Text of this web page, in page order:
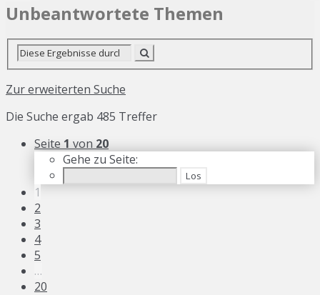
Unbeantwortete Themen
Zur erweiterten Suche
Die Suche ergab 485 Treffer
Seite 1 von 20
Gehe zu Seite:
1
2
3
4
5
…
20